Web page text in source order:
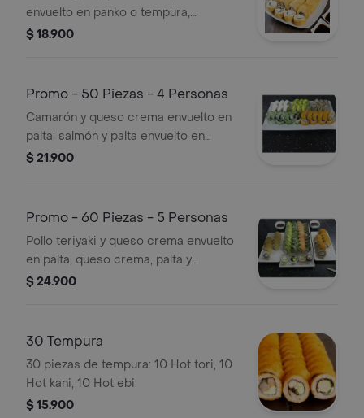
envuelto en panko o tempura,
camarón, queso crema, cebollín
envuelto en panko o tempura, palmito,
panko o tempura.
$ 18.900
Promo - 50 Piezas - 4 Personas
Camarón y queso crema envuelto en
palta; salmón y palta envuelto en
queso crema, champiñón y queso
pollo teriyaki, queso crema y cebollín
$ 21.900
Promo - 60 Piezas - 5 Personas
Pollo teriyaki y queso crema envuelto
en palta, queso crema, palta y
ciboulette envuelto en salmón,
crema y cebollín envuelto en panko o
tempura, palmito, queso crema y
cebollín envuelto en panko o tempura,
pimentón, queso crema envuelto en
nori.
$ 24.900
30 Tempura
30 piezas de tempura: 10 Hot tori, 10
Hot kani, 10 Hot ebi.
$ 15.900